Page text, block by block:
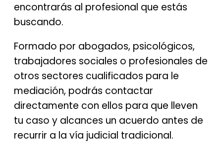
encontrarás al profesional que estás
buscando.
Formado por abogados, psicológicos,
trabajadores sociales o profesionales de
otros sectores cualificados para le
mediación, podrás contactar
directamente con ellos para que lleven
tu caso y alcances un acuerdo antes de
recurrir a la vía judicial tradicional.